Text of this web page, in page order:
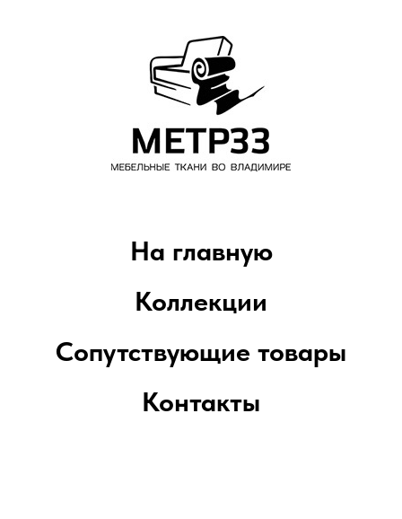
На главную
Коллекции
Сопутствующие товары
Контакты